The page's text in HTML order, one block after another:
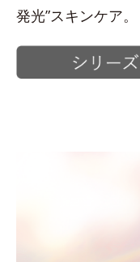
発光”スキンケア。